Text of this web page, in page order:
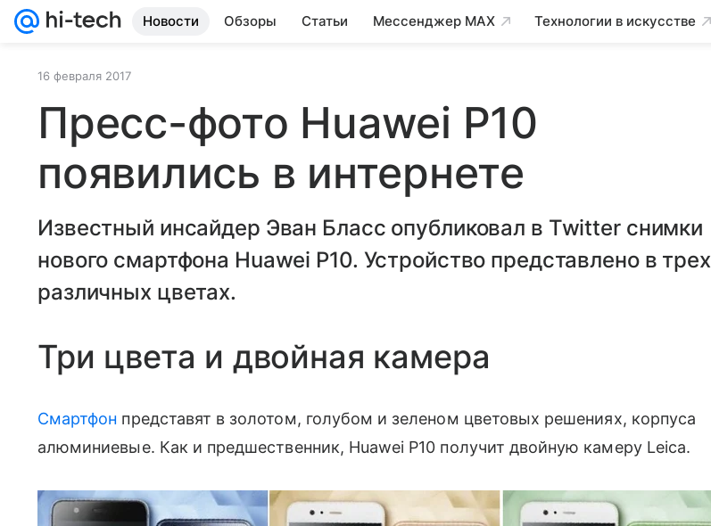
Новости Обзоры Статьи Мессенджер MAX Технологии в искусстве
16 февраля 2017
Пресс-фото Huawei P10
появились в интернете
Известный инсайдер Эван Бласс опубликовал в Twitter снимки
нового смартфона Huawei P10. Устройство представлено в трех
различных цветах.
Три цвета и двойная камера
Смартфон представят в золотом, голубом и зеленом цветовых решениях, корпуса
алюминиевые. Как и предшественник, Huawei P10 получит двойную камеру Leica.